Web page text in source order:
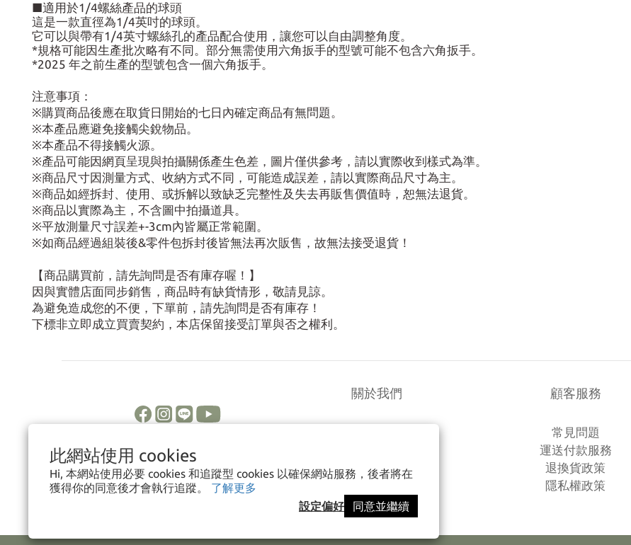
此網站使用 cookies
Hi, 本網站使用必要 cookies 和追蹤型 cookies 以確保網站服務，後者將在
獲得你的同意後才會執行追蹤。 了解更多
設定偏好
同意並繼續
■適用於1/4螺絲產品的球頭
這是一款直徑為1/4英吋的球頭。
它可以與帶有1/4英寸螺絲孔的產品配合使用，讓您可以自由調整角度。
*規格可能因生產批次略有不同。部分無需使用六角扳手的型號可能不包含六角扳手。
*2025 年之前生產的型號包含一個六角扳手。
注意事項：
※購買商品後應在取貨日開始的七日內確定商品有無問題。
※本產品應避免接觸尖銳物品。
※本產品不得接觸火源。
※產品可能因網頁呈現與拍攝關係產生色差，圖片僅供參考，請以實際收到樣式為準。
※商品尺寸因測量方式、收納方式不同，可能造成誤差，請以實際商品尺寸為主。
※商品如經拆封、使用、或拆解以致缺乏完整性及失去再販售價值時，恕無法退貨。
※商品以實際為主，不含圖中拍攝道具。
※平放測量尺寸誤差+-3cm內皆屬正常範圍。
※如商品經過組裝後&零件包拆封後皆無法再次販售，故無法接受退貨！
【商品購買前，請先詢問是否有庫存喔！】
因與實體店面同步銷售，商品時有缺貨情形，敬請見諒。
為避免造成您的不便，下單前，請先詢問是否有庫存！
下標非立即成立買賣契約，本店保留接受訂單與否之權利。
關於我們 顧客服務
常見問題
運送付款服務
退換貨政策
隱私權政策